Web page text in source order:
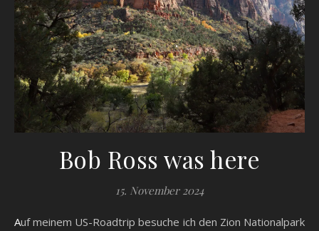
Bob Ross was here
15. November 2024
Auf meinem US-Roadtrip besuche ich den Zion Nationalpark